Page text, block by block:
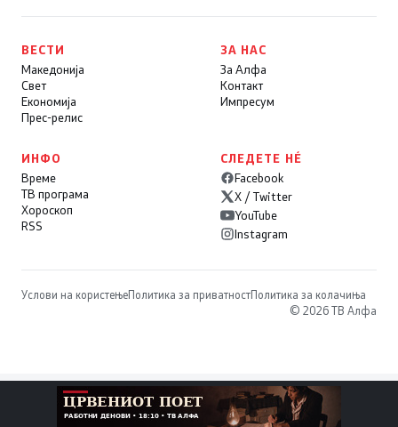
ВЕСТИ
Македонија
Свет
Економија
Прес-релис
ЗА НАС
За Алфа
Контакт
Импресум
ИНФО
Време
ТВ програма
Хороскоп
RSS
СЛЕДЕТЕ НÉ
Facebook
X / Twitter
YouTube
Instagram
Услови на користењеПолитика за приватностПолитика за колачиња
© 2026 ТВ Алфа